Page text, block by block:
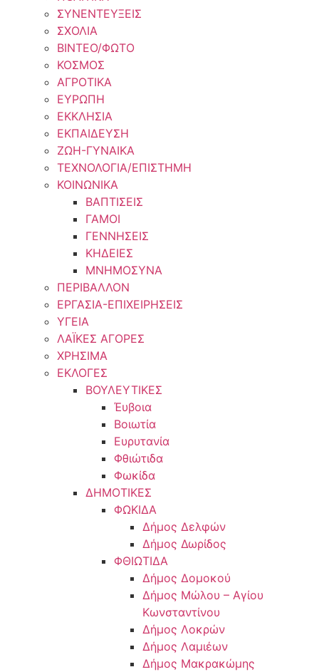
ΣΥΝΕΝΤΕΥΞΕΙΣ
ΣΧΟΛΙΑ
ΒΙΝΤΕΟ/ΦΩΤΟ
ΚΟΣΜΟΣ
ΑΓΡΟΤΙΚΑ
ΕΥΡΩΠΗ
ΕΚΚΛΗΣΙΑ
ΕΚΠΑΙΔΕΥΣΗ
ΖΩΗ-ΓΥΝΑΙΚΑ
ΤΕΧΝΟΛΟΓΙΑ/ΕΠΙΣΤΗΜΗ
ΚΟΙΝΩΝΙΚΑ
ΒΑΠΤΙΣΕΙΣ
ΓΑΜΟΙ
ΓΕΝΝΗΣΕΙΣ
ΚΗΔΕΙΕΣ
ΜΝΗΜΟΣΥΝΑ
ΠΕΡΙΒΑΛΛΟΝ
ΕΡΓΑΣΙΑ-ΕΠΙΧΕΙΡΗΣΕΙΣ
ΥΓΕΙΑ
ΛΑΪΚΕΣ ΑΓΟΡΕΣ
ΧΡΗΣΙΜΑ
ΕΚΛΟΓΕΣ
ΒΟΥΛΕΥΤΙΚΕΣ
Έυβοια
Βοιωτία
Ευρυτανία
Φθιώτιδα
Φωκίδα
ΔΗΜΟΤΙΚΕΣ
ΦΩΚΙΔΑ
Δήμος Δελφών
Δήμος Δωρίδος
ΦΘΙΩΤΙΔΑ
Δήμος Δομοκού
Δήμος Μώλου – Αγίου
Κωνσταντίνου
Δήμος Λοκρών
Δήμος Λαμιέων
Δήμος Μακρακώμης